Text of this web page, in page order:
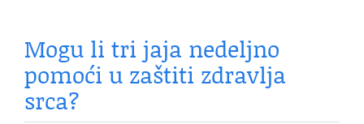
Mogu li tri jaja nedeljno
pomoći u zaštiti zdravlja
srca?